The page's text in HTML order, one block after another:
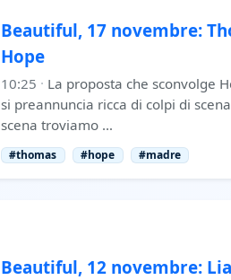
Beautiful, 17 novembre:
Hope
10:25 · La proposta che sconvolge
si preannuncia ricca di colpi di
scena troviamo …
#thomas #hope #madre
Beautiful, 12 novembre: